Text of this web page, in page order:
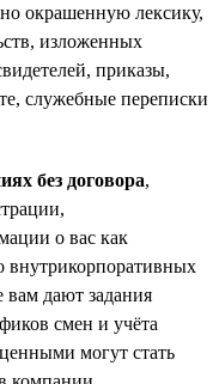
окрашенную лексику,
изложенных
приказы,
служебные переписки
без договора,
о вас как
внутрикорпоративных
вам дают задания
смен и учёта
могут стать